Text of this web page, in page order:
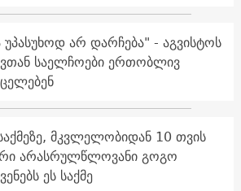
უპასუხოდ არ დარჩება" - აგვისტოს
საელჩოები ერთობლივ
მკვლელობიდან 10 თვის
არასრულწლოვანი გოგო
ეს საქმე